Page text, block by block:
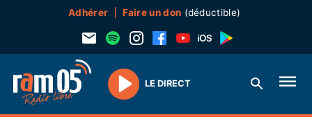
Adhérer Faire un don (déductible)
Play
LE DIRECT